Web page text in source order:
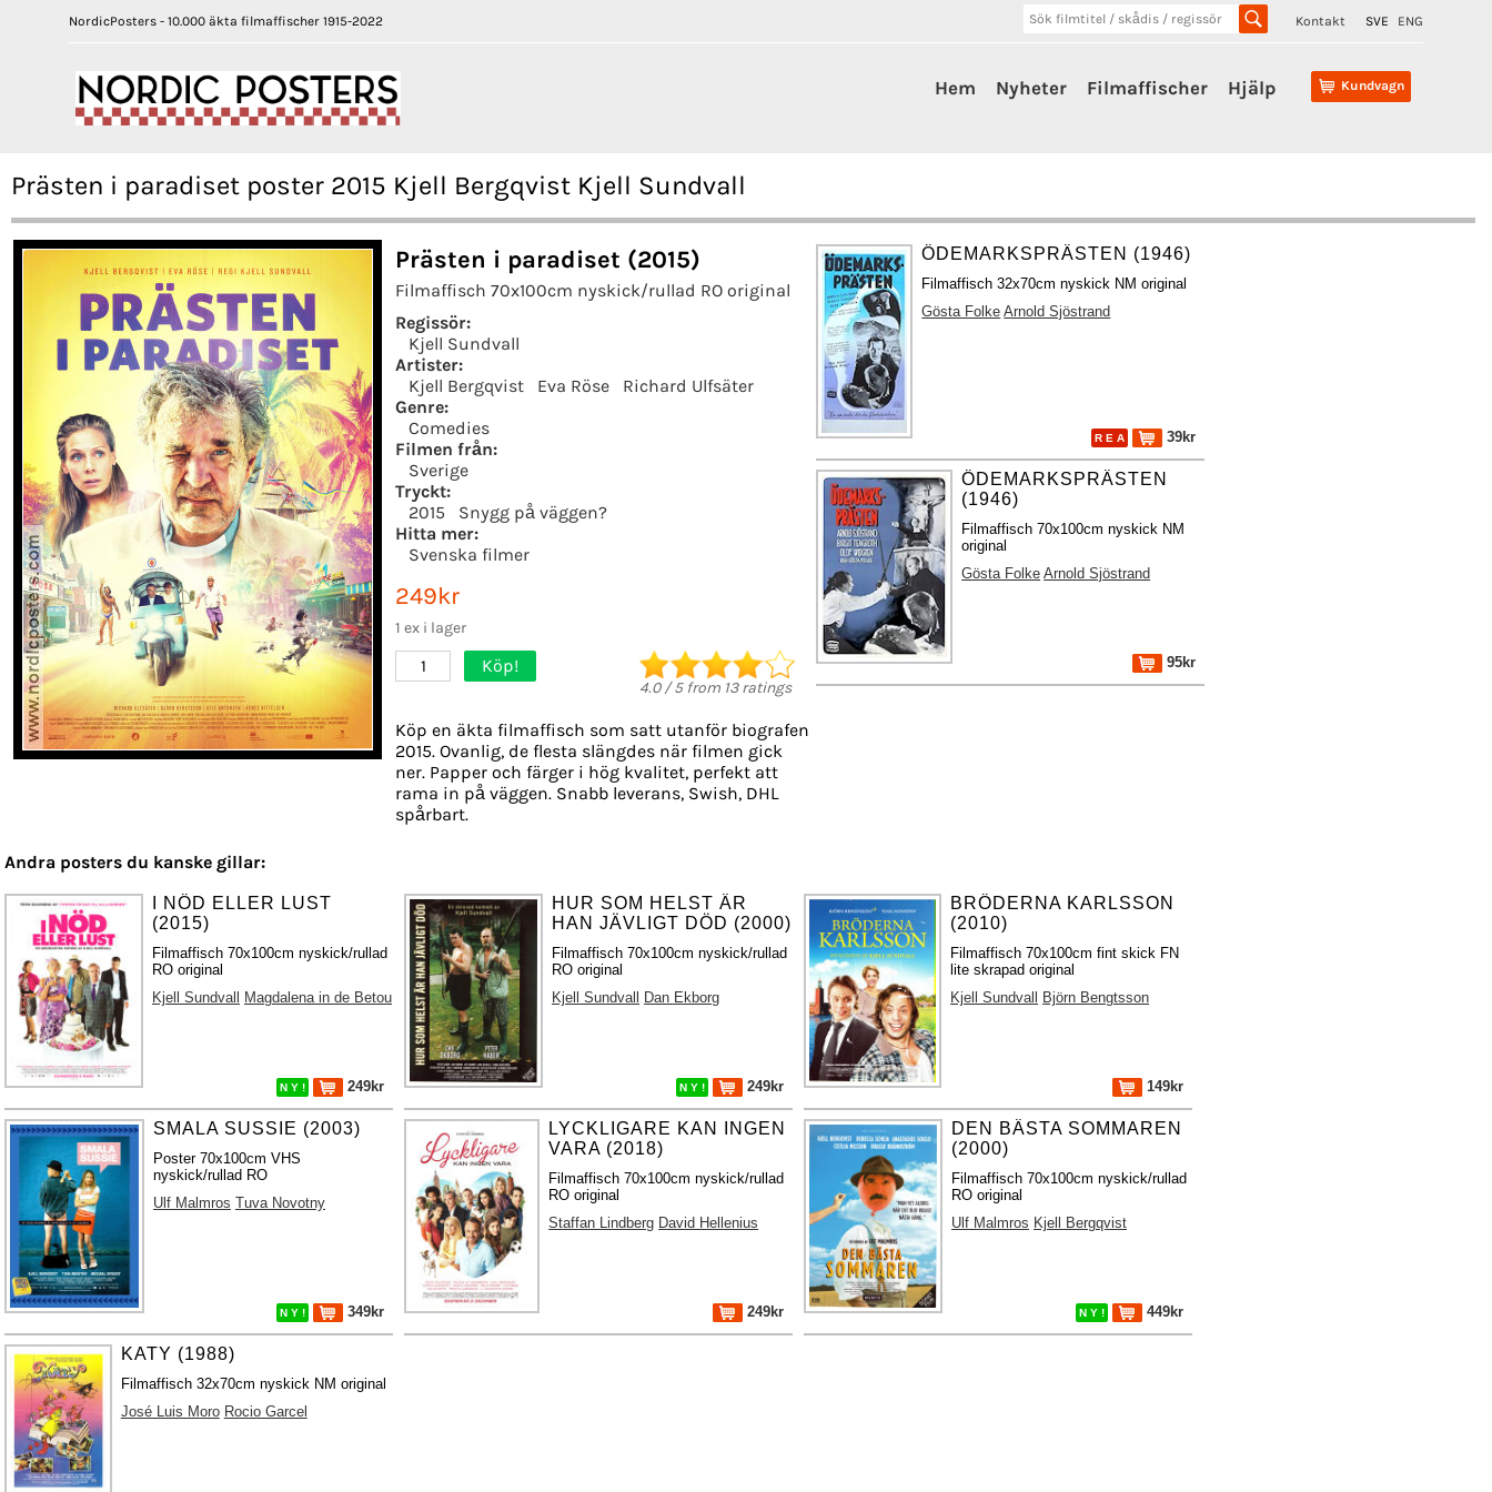
NordicPosters - 10.000 äkta filmaffischer 1915-2022 Kontakt SVE ENG
Kundvagn
Hem Nyheter Filmaffischer Hjälp
Prästen i paradiset poster 2015 Kjell Bergqvist Kjell Sundvall
Prästen i paradiset (2015)
Filmaffisch 70x100cm nyskick/rullad RO original
Regissör:
Kjell Sundvall
Artister:
Kjell Bergqvist
Eva Röse
Richard Ulfsäter
Genre:
Comedies
Filmen från:
Sverige
Tryckt:
2015
Snygg på väggen?
Hitta mer:
Svenska filmer
249kr
1 ex i lager
1 Köp!
4.0/5from 13ratings
Köp en äkta filmaffisch som satt utanför biografen
2015. Ovanlig, de flesta slängdes när filmen gick
ner. Papper och färger i hög kvalitet, perfekt att
rama in på väggen. Snabb leverans, Swish, DHL
spårbart.
ÖDEMARKSPRÄSTEN (1946)
Filmaffisch 32x70cm nyskick NM original
Gösta Folke Arnold Sjöstrand
R E A 39kr
ÖDEMARKSPRÄSTEN
(1946)
Filmaffisch 70x100cm nyskick NM
original
Gösta Folke Arnold Sjöstrand
95kr
Andra posters du kanske gillar:
I NÖD ELLER LUST
(2015)
Filmaffisch 70x100cm nyskick/rullad
RO original
Kjell Sundvall Magdalena in de Betou
N Y ! 249kr
HUR SOM HELST ÄR
HAN JÄVLIGT DÖD (2000)
Filmaffisch 70x100cm nyskick/rullad
RO original
Kjell Sundvall Dan Ekborg
N Y ! 249kr
BRÖDERNA KARLSSON
(2010)
Filmaffisch 70x100cm fint skick FN
lite skrapad original
Kjell Sundvall Björn Bengtsson
149kr
SMALA SUSSIE (2003)
Poster 70x100cm VHS
nyskick/rullad RO
Ulf Malmros Tuva Novotny
N Y ! 349kr
LYCKLIGARE KAN INGEN
VARA (2018)
Filmaffisch 70x100cm nyskick/rullad
RO original
Staffan Lindberg David Hellenius
249kr
DEN BÄSTA SOMMAREN
(2000)
Filmaffisch 70x100cm nyskick/rullad
RO original
Ulf Malmros Kjell Bergqvist
N Y ! 449kr
KATY (1988)
Filmaffisch 32x70cm nyskick NM original
José Luis Moro Rocio Garcel